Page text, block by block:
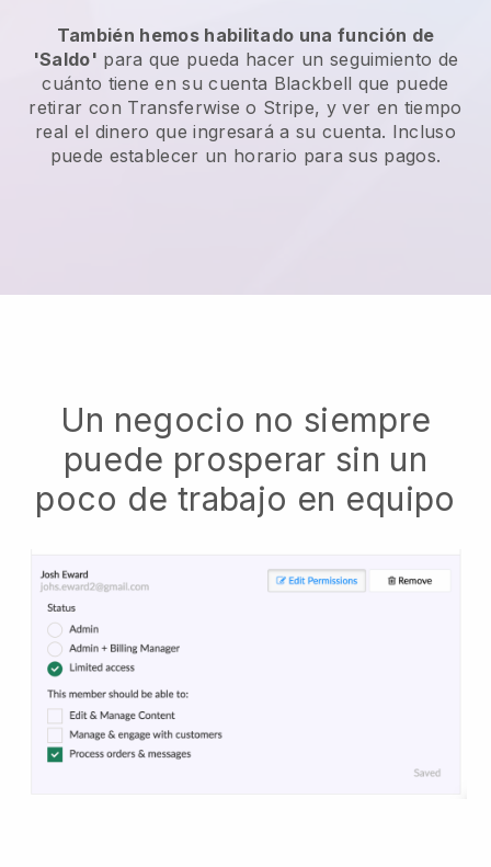
También hemos habilitado una función de
'Saldo' para que pueda hacer un seguimiento de
cuánto tiene en su cuenta Blackbell que puede
retirar con Transferwise o Stripe, y ver en tiempo
real el dinero que ingresará a su cuenta. Incluso
puede establecer un horario para sus pagos.
Un negocio no siempre
puede prosperar sin un
poco de trabajo en equipo